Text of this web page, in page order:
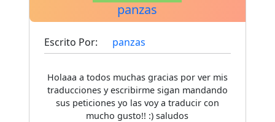
panzas
Escrito Por: panzas
Holaaa a todos muchas gracias por ver mis
traducciones y escribirme sigan mandando
sus peticiones yo las voy a traducir con
mucho gusto!! :) saludos